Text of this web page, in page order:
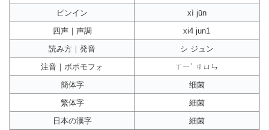
ピンイン
xì jūn
四声｜声調
xi4 jun1
読み方｜発音
シ ジュン
注音｜ボポモフォ
ㄒㄧˋ ㄐㄩㄣ
簡体字
细菌
繁体字
細菌
日本の漢字
細菌